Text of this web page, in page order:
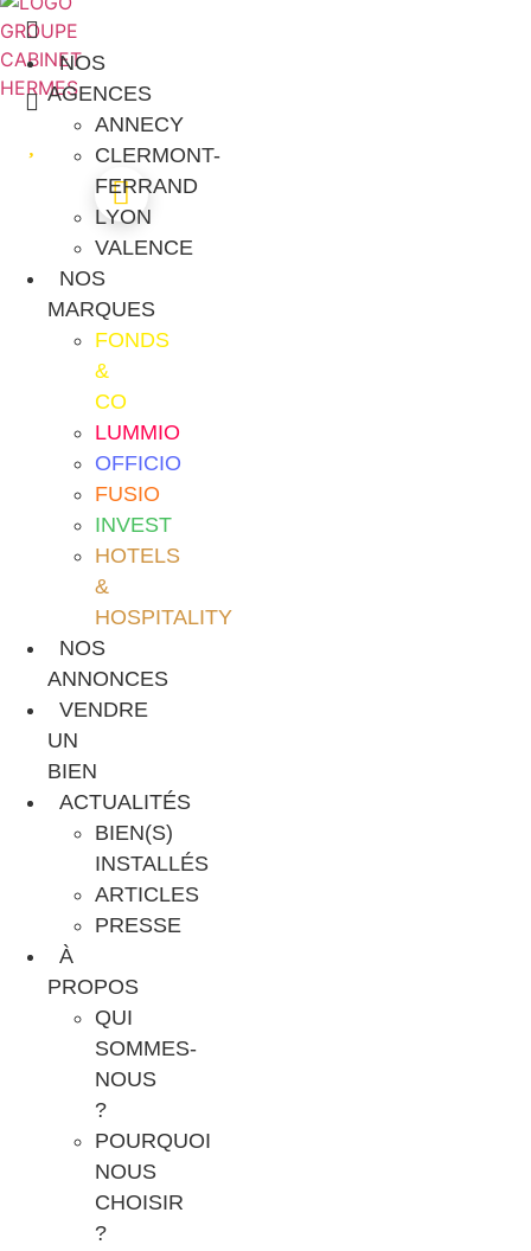
Aller
au
contenuNOS
AGENCES
ANNECY
CLERMONT-
FERRAND
LYON
VALENCE
NOS
MARQUES
FONDS
&
CO
LUMMIO
OFFICIO
FUSIO
INVEST
HOTELS
&
HOSPITALITY
NOS
ANNONCES
VENDRE
UN
BIEN
ACTUALITÉS
BIEN(S)
INSTALLÉS
ARTICLES
PRESSE
À
PROPOS
QUI
SOMMES-
NOUS
?
POURQUOI
NOUS
CHOISIR
?